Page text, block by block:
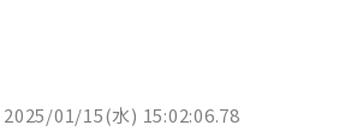
2025/01/15(水) 15:02:06.78